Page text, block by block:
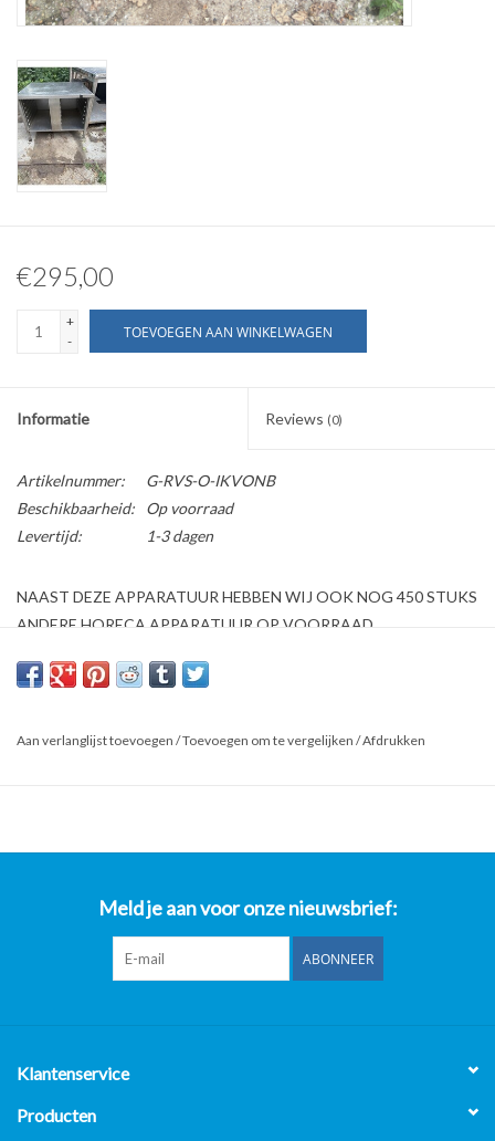
€295,00
+
-
TOEVOEGEN AAN WINKELWAGEN
Informatie Reviews (0)
Artikelnummer:
G-RVS-O-IKVONB
Beschikbaarheid:
Op voorraad
Levertijd:
1-3 dagen
NAAST DEZE APPARATUUR HEBBEN WIJ OOK NOG 450 STUKS
ANDERE HORECA APPARATUUR OP VOORRAAD
Kijk ook op onze website horecaprofessionalcenter punt nl, om
direct te kunnen bestellen.
Horeca Professional Center B.V.
3812 PL Amersfoort
Aan verlanglijst toevoegen /Toevoegen om te vergelijken /Afdrukken
Meld je aan voor onze nieuwsbrief:
ABONNEER
Klantenservice
Producten